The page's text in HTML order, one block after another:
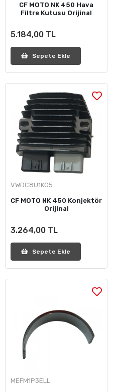
CF MOTO NK 450 Hava
Filtre Kutusu Orijinal
5.184,00 TL
Sepete Ekle
VWDC8U1KG5
CF MOTO NK 450 Konjektör
Orijinal
3.264,00 TL
Sepete Ekle
MEFM1P3ELL